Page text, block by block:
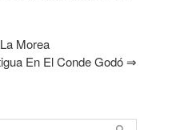
Morea
En El Conde Godó⇒